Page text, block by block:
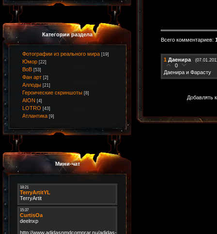
Категории раздела
Фотографии из реального мира [19]
Юмор [22]
ВоВ [53]
Фан арт [2]
Аллоды [21]
Героические скриншоты [8]
AION [4]
LOTRO [43]
Атлантика [9]
Мини-чат
Всего комментариев:
1 Даенира
0
Даенира и Фарасту
Добавлять